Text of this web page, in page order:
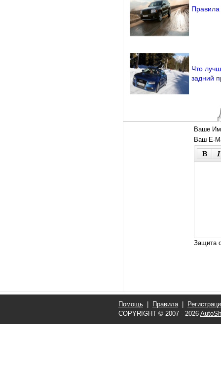
Правила
Что
задний
Ваше
Ваш E-
Защита
Помощь Правила|
COPYRIGHT © 2007 - 2026